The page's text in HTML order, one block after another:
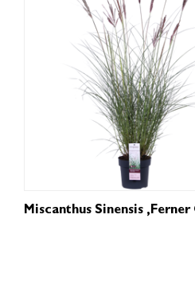
Miscanthus Sinensis ‚Ferner